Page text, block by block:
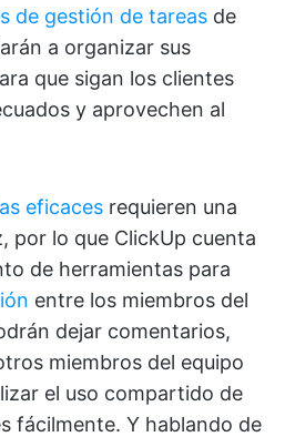
de gestión de tareas de
a organizar sus
que sigan los clientes
y aprovechen al
eficaces requieren una
por lo que ClickUp cuenta
de herramientas para
entre los miembros del
dejar comentarios,
miembros del equipo
el uso compartido de
fácilmente. Y hablando de